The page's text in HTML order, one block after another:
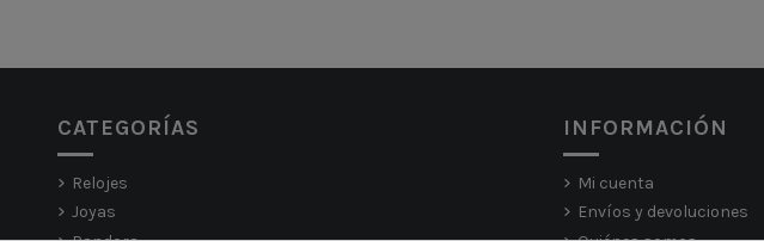
CATEGORÍAS
Relojes
Joyas
INFORMACIÓN
Mi cuenta
Envíos y devoluciones